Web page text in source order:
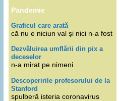
Pandemie
Graficul care arată
că nu e niciun val și nici n-a fost
Dezvăluirea umflării din pix a
deceselor
n-a mirat pe nimeni
Descoperirile profesorului de la
Stanford
spulberă isteria coronavirus